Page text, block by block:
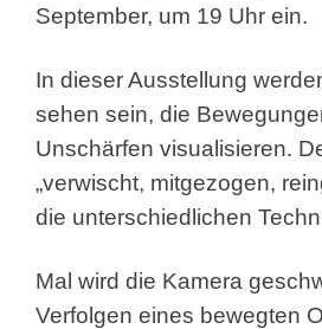
September, um 19 Uhr ein.
In dieser Ausstellung
sehen sein, die
Unschärfen visualisieren.
„verwischt, mitgezogen,
die unterschiedlichen
Mal wird die Kamera
Verfolgen eines bewegten